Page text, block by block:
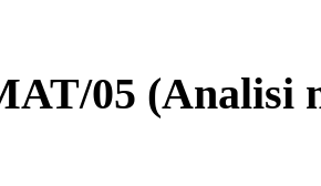
05 (Analisi